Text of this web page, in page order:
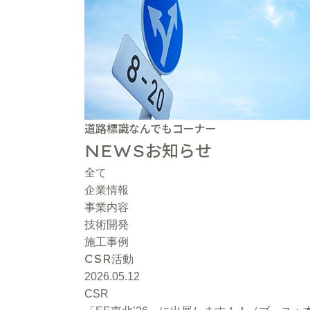
道路標識なんでもコーナー
NEWSお知らせ
全て
企業情報
事業内容
技術開発
施工事例
CSR活動
2026.05.12
CSR